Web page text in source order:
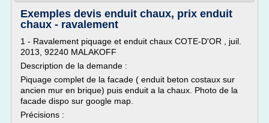
Exemples devis enduit chaux, prix enduit
chaux - ravalement
1 - Ravalement piquage et enduit chaux COTE-D'OR , juil.
2013, 92240 MALAKOFF
Description de la demande :
Piquage complet de la facade ( enduit beton costaux sur
ancien mur en brique) puis enduit a la chaux. Photo de la
facade dispo sur google map.
Précisions :